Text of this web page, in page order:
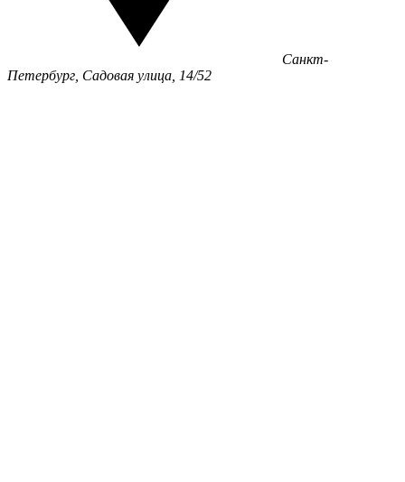
Санкт-
Петербург, Садовая улица, 14/52